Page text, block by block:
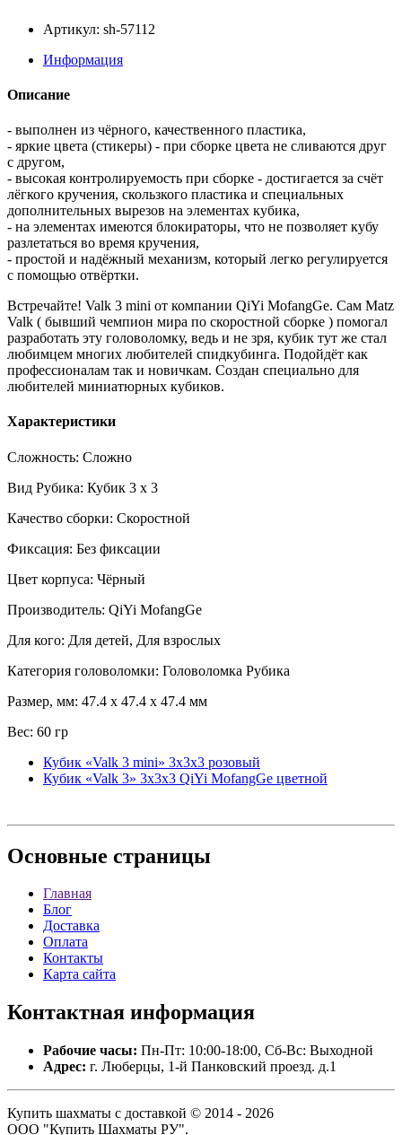
Артикул: sh-57112
Информация
Описание
- выполнен из чёрного, качественного пластика,
- яркие цвета (стикеры) - при сборке цвета не сливаются друг
с другом,
- высокая контролируемость при сборке - достигается за счёт
лёгкого кручения, скользкого пластика и специальных
дополнительных вырезов на элементах кубика,
- на элементах имеются блокираторы, что не позволяет кубу
разлетаться во время кручения,
- простой и надёжный механизм, который легко регулируется
с помощью отвёртки.
Встречайте! Valk 3 mini от компании QiYi MofangGe. Сам Matz
Valk ( бывший чемпион мира по скоростной сборке ) помогал
разработать эту головоломку, ведь и не зря, кубик тут же стал
любимцем многих любителей спидкубинга. Подойдёт как
профессионалам так и новичкам. Создан специально для
любителей миниатюрных кубиков.
Характеристики
Сложность: Сложно
Вид Рубика: Кубик 3 x 3
Качество сборки: Скоростной
Фиксация: Без фиксации
Цвет корпуса: Чёрный
Производитель: QiYi MofangGe
Для кого: Для детей, Для взрослых
Категория головоломки: Головоломка Рубика
Размер, мм: 47.4 x 47.4 x 47.4 мм
Вес: 60 гр
Кубик «Valk 3 mini» 3x3x3 розовый
Кубик «Valk 3» 3x3x3 QiYi MofangGe цветной
Основные страницы
Главная
Блог
Доставка
Оплата
Контакты
Карта сайта
Контактная информация
Рабочие часы: Пн-Пт: 10:00-18:00, Сб-Вс: Выходной
Адрес: г. Люберцы, 1-й Панковский проезд. д.1
Купить шахматы с доставкой © 2014 - 2026
ООО "Купить Шахматы РУ".